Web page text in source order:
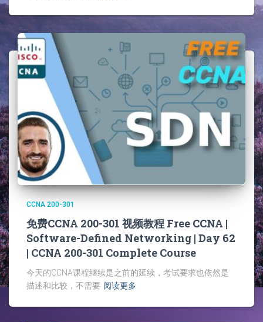
CCNA 200-301
免费CCNA 200-301 视频教程 Free CCNA |
Software-Defined Networking | Day 62
| CCNA 200-301 Complete Course
今天的CCNA课程继续是之前的延续，考试要求也依然是
描述和比较，不需要 阅读更多